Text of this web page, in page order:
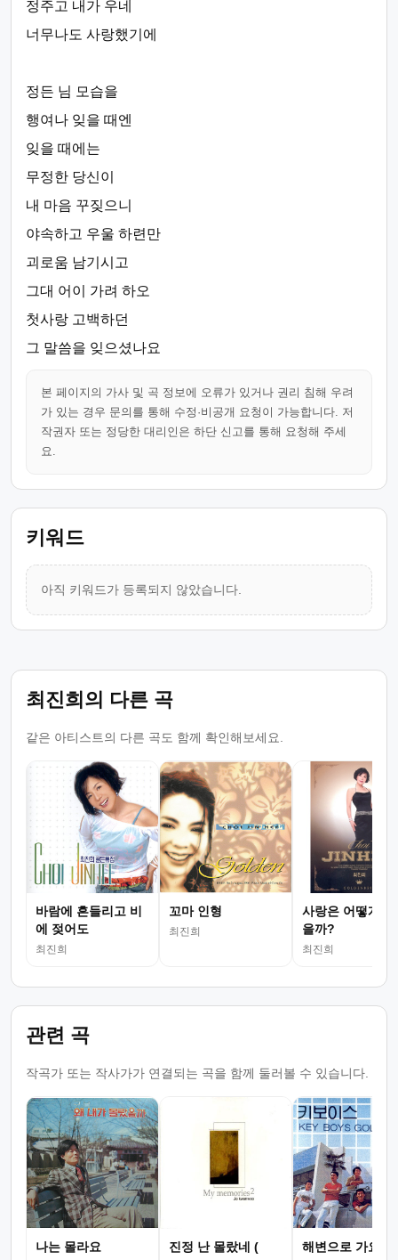
정주고 내가 우네
너무나도 사랑했기에
정든 님 모습을
행여나 잊을 때엔
잊을 때에는
무정한 당신이
내 마음 꾸짖으니
야속하고 우울 하련만
괴로움 남기시고
그대 어이 가려 하오
첫사랑 고백하던
그 말씀을 잊으셨나요
본 페이지의 가사 및 곡 정보에 오류가 있거나 권리 침해 우려
가 있는 경우 문의를 통해 수정·비공개 요청이 가능합니다. 저
작권자 또는 정당한 대리인은 하단 신고를 통해 요청해 주세
요.
키워드
아직 키워드가 등록되지 않았습니다.
최진희의 다른 곡
같은 아티스트의 다른 곡도 함께 확인해보세요.
바람에 흔들리고 비
에 젖어도
최진희
꼬마 인형
최진희
사랑은 어떻게
을까?
최진희
관련 곡
작곡가 또는 작사가가 연결되는 곡을 함께 둘러볼 수 있습니다.
나는 몰라요 진정 난 몰랐네 ( 해변으로 가요